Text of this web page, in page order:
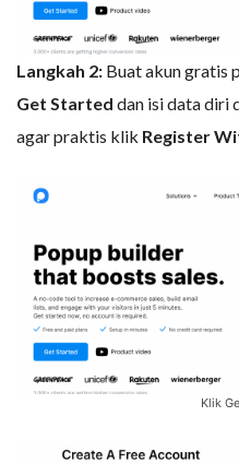
Langkah 2: Buat akun gratis
Get Started dan isi data diri
agar praktis klik Register
Klik